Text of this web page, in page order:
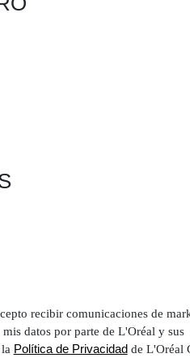
recibir comunicaciones de
datos por parte de L'Oréal y sus
Política de Privacidad de L'Oréal